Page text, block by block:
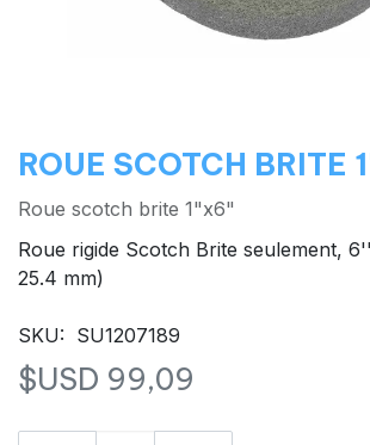
ROUE SCOTCH BRITE
Roue scotch brite 1"x6"
Roue rigide Scotch Brite seulement,
25.4 mm)
SKU: SU1207189
$USD 99,09